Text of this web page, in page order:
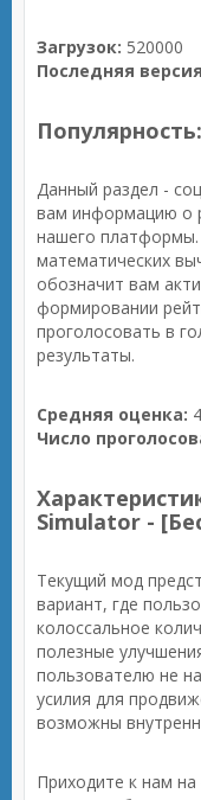
Загрузок: 520000
Последняя
Популярность:
Данный раздел -
вам информацию о
нашего платформы.
математических
обозначит вам
формировании
проголосовать в
результаты.
Средняя оценка:
Число
Simulator -
Текущий мод
вариант, где
колоссальное
полезные
пользователю не
усилия для
возможны
Приходите к нам